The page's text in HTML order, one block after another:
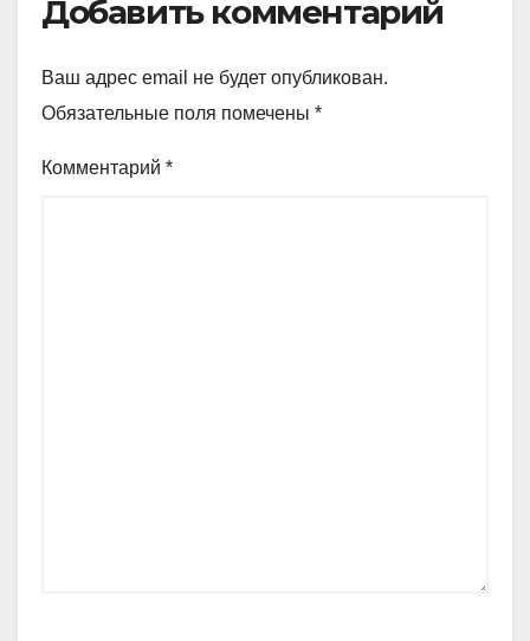
Добавить комментарий
Ваш адрес email не будет опубликован.
Обязательные поля помечены *
Комментарий *